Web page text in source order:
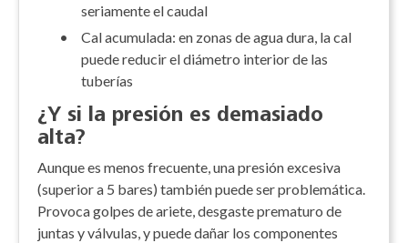
seriamente el caudal
•
Cal acumulada: en zonas de agua dura, la cal
puede reducir el diámetro interior de las
tuberías
¿Y si la presión es demasiado
alta?
Aunque es menos frecuente, una presión excesiva
(superior a 5 bares) también puede ser problemática.
Provoca golpes de ariete, desgaste prematuro de
juntas y válvulas, y puede dañar los componentes